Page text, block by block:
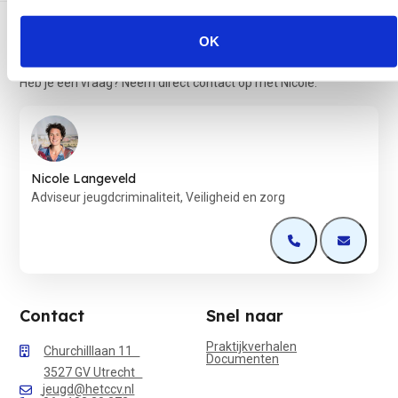
OK
Heb je een vraag? Neem direct contact op met Nicole.
Nicole Langeveld
Adviseur jeugdcriminaliteit, Veiligheid en zorg
Open deOpen de
Contact
Churchilllaan 11
3527 GV Utrecht
jeugd@hetccv.nl
Snel naar
Praktijkverhalen
Documenten